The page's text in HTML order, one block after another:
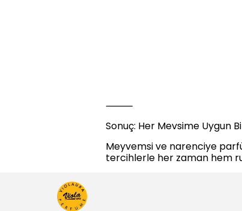
⸻
Sonuç: Her Mevsime Uygun
Meyvemsi ve narenciye
tercihlerle her zaman hem